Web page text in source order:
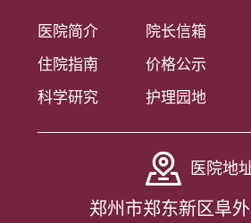
医院简介 院长信箱
住院指南
价格公示
科学研究
护理园地
医院地
郑州市郑东新区阜